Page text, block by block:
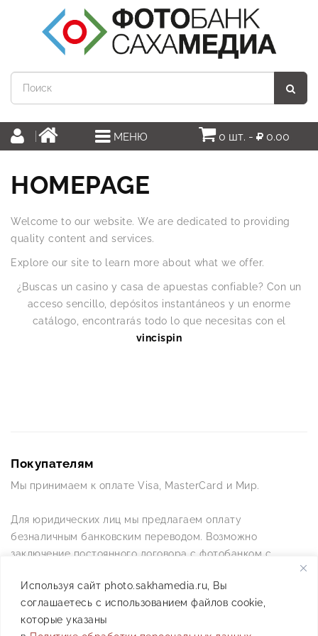
Используя сайт photo.sakhamedia.ru, Вы
соглашаетесь с использованием файлов cookie,
которые указаны
МЕНЮ 0 шт. - 0.00
HOMEPAGE
Welcome to our website. We are dedicated to providing
quality content and services.
Explore our site to learn more about what we offer.
¿Buscas un casino y casa de apuestas confiable? Con un
acceso sencillo, depósitos instantáneos y un enorme
catálogo, encontrarás todo lo que necesitas con el
vincispin
Покупателям
Мы принимаем к оплате Visa, MasterCard и Мир.
Для юридических лиц мы предлагаем оплату
безналичным банковским переводом. Возможно
заключение постоянного договора с фотобанком с
Позвоните нам по телефону +7(4112) 42-09-42 — и мы
ответим на все ваши вопросы